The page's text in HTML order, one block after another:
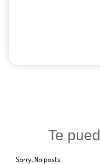
Te
Sorry, No posts.